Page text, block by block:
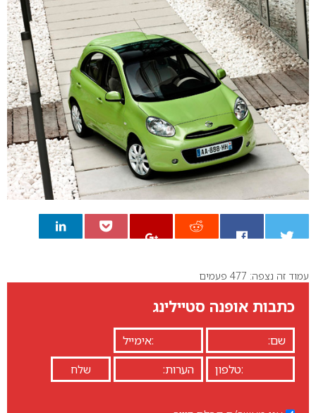
0
עמוד זה נצפה: 477 פעמים
כתבות אופנה סטיילינג